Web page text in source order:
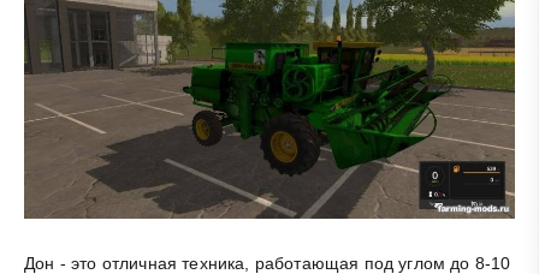
Дон - это отличная техника, работающая под углом до 8-10